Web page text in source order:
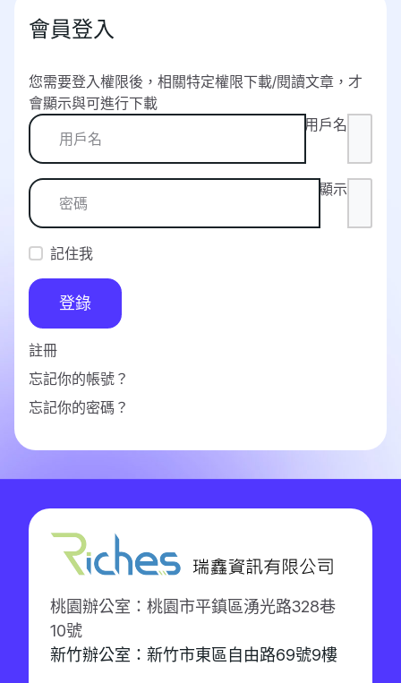
會員登入
您需要登入權限後，相關特定權限下載/閱讀文章，才
會顯示與可進行下載
用戶名
顯示
記住我
登錄
註冊
忘記你的帳號？
忘記你的密碼？
桃園辦公室：桃園市平鎮區湧光路328巷
10號
新竹辦公室：新竹市東區自由路69號9樓